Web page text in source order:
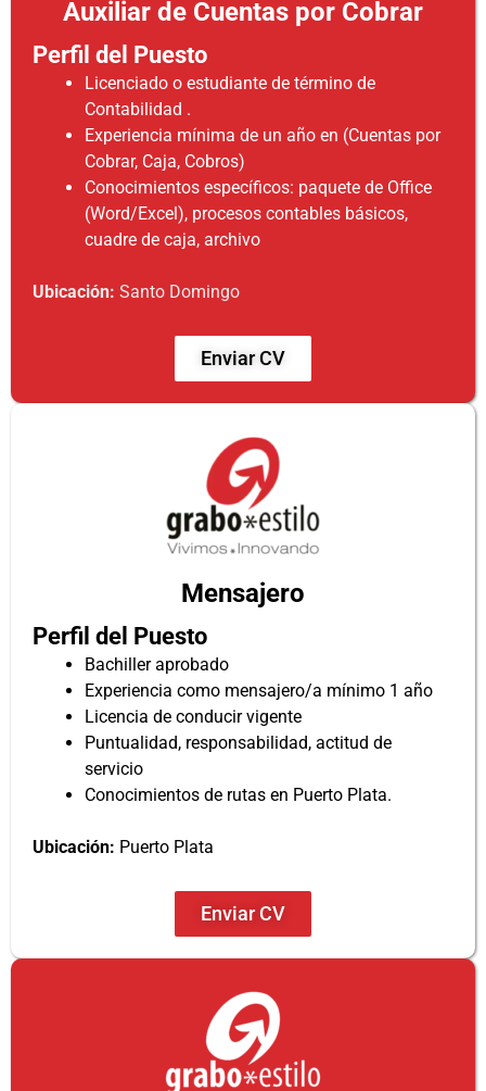
Auxiliar de Cuentas por Cobrar
Perfil del Puesto
Licenciado o estudiante de término de
Contabilidad .
Experiencia mínima de un año en (Cuentas por
Cobrar, Caja, Cobros)
Conocimientos específicos: paquete de Office
(Word/Excel), procesos contables básicos,
cuadre de caja, archivo
Ubicación: Santo Domingo
Enviar CV
Mensajero
Perfil del Puesto
Bachiller aprobado
Experiencia como mensajero/a mínimo 1 año
Licencia de conducir vigente
Puntualidad, responsabilidad, actitud de
servicio
Conocimientos de rutas en Puerto Plata.
Ubicación: Puerto Plata
Enviar CV